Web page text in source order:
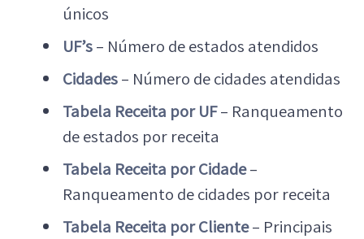
únicos
UF’s– Número de estados atendidos
Cidades– Número de cidades atendidas
Tabela Receita por UF– Ranqueamento
de estados por receita
Tabela Receita por Cidade–
Ranqueamento de cidades por receita
Tabela Receita por Cliente– Principais